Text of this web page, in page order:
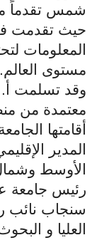
شمس تقدماً
حيث تقدمت
مستوى العالم.
وقد تسلمت أ.
معتمدة من
أقامتها
المدير
الأوسط
رئيس جامعة
سنجاب نائب
العليا و